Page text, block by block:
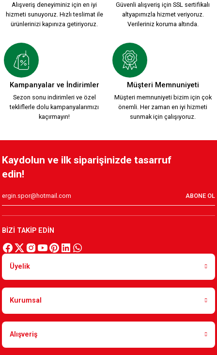
CANDY WHİTE SEYAHAT AYNA
199,90 TL
1912 LOGO SEYAHAT AYNA
199,90 TL
KSK ARMA 1912 T-SHIRT
800,00 TL
YENİ SEZON 2026/2027 HUMMEL ANTREMAN CEKET
2.000,00 TL
1.500,00 TL
Alışveriş deneyiminiz için en iyi
hizmeti sunuyoruz. Hızlı teslimat ile
ürünlerinizi kapınıza getiriyoruz.
Güvenli alışveriş için SSL sertifikalı
altyapımızla hizmet veriyoruz.
Verileriniz koruma altında.
Kampanyalar ve İndirimler
Sezon sonu indirimleri ve özel
tekliflerle dolu kampanyalarımızı
kaçırmayın!
Müşteri Memnuniyeti
Müşteri memnuniyeti bizim için çok
önemli. Her zaman en iyi hizmeti
sunmak için çalışıyoruz.
Kaydolun ve ilk siparişinizde tasarruf
edin!
ABONE OL
BİZİ TAKİP EDİN
Üyelik
Kurumsal
Alışveriş